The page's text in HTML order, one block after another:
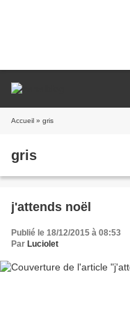
Accueil » gris
gris
j'attends noël
Publié le 18/12/2015 à 08:53
Par Luciolet